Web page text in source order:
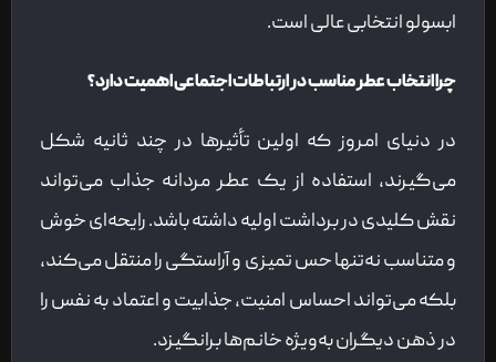
ابسولو انتخابی عالی است.
چرا انتخاب عطر مناسب در ارتباطات اجتماعی اهمیت دارد؟
در دنیای امروز که اولین تأثیرها در چند ثانیه شکل
می‌گیرند، استفاده از یک عطر مردانه جذاب می‌تواند
نقش کلیدی در برداشت اولیه داشته باشد. رایحه‌ای خوش
و متناسب نه‌تنها حس تمیزی و آراستگی را منتقل می‌کند،
بلکه می‌تواند احساس امنیت، جذابیت و اعتماد به نفس را
در ذهن دیگران به‌ویژه خانم‌ها برانگیزد.